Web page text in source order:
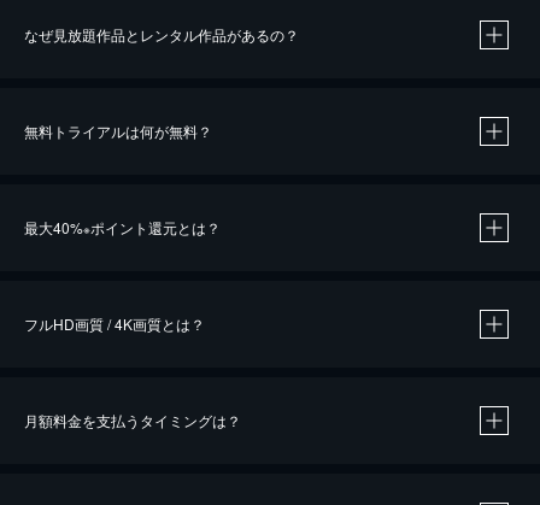
なぜ見放題作品とレンタル作品があるの？
無料トライアルは何が無料？
最大40%※ポイント還元とは？
※40％ポイント還元の対象は、クレジットカード決済による作品の購入 / レンタルです。
iOSアプリのUコイン決済による作品の購入 / レンタルは、20％のポイント還元です。
フルHD画質 / 4K画質とは？
月額料金を支払うタイミングは？